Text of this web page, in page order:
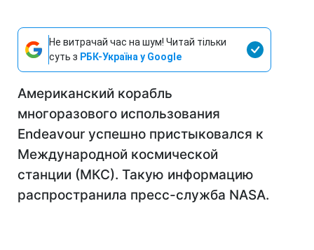
Не витрачай час на шум! Читай тільки
суть з РБК-Україна у Google
Американский корабль
многоразового использования
Endeavour успешно пристыковался к
Международной космической
станции (МКС). Такую информацию
распространила пресс-служба NASA.